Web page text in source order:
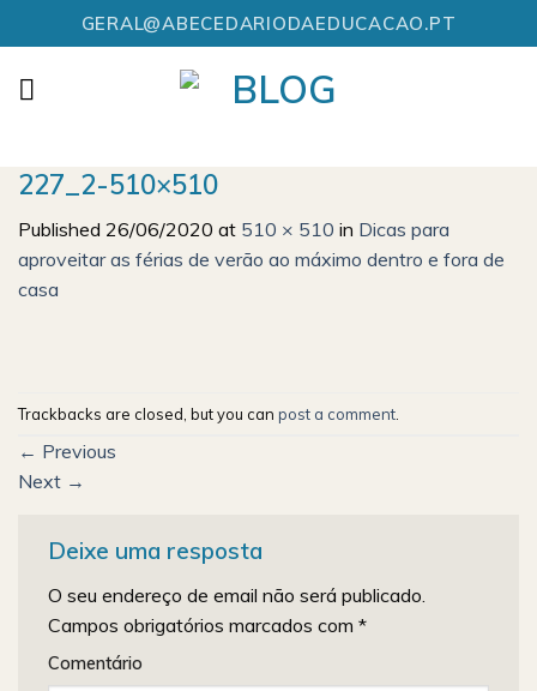
to
content
GERAL@ABECEDARIODAEDUCACAO.PT
227_2-510×510
Published 26/06/2020 at 510 × 510 in Dicas para
aproveitar as férias de verão ao máximo dentro e fora de
casa
Trackbacks are closed, but you can post a comment
← Previous
Next →
Deixe uma resposta
O seu endereço de email não será publicado.
Campos obrigatórios marcados com *
Comentário